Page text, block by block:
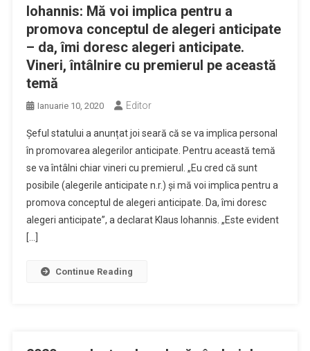
Iohannis: Mă voi implica pentru a
promova conceptul de alegeri anticipate
– da, îmi doresc alegeri anticipate.
Vineri, întâlnire cu premierul pe această
temă
Ianuarie 10, 2020 Editor
Șeful statului a anunțat joi seară că se va implica personal
în promovarea alegerilor anticipate. Pentru această temă
se va întâlni chiar vineri cu premierul. „Eu cred că sunt
posibile (alegerile anticipate n.r.) și mă voi implica pentru a
promova conceptul de alegeri anticipate. Da, îmi doresc
alegeri anticipate”, a declarat Klaus Iohannis. „Este evident
[…]
Continue Reading